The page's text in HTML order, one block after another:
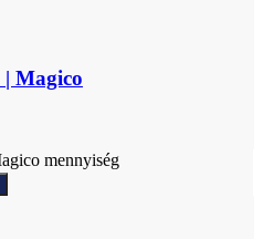
| Magico
mennyiség